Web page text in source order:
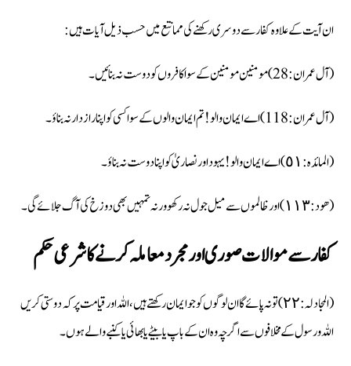
ان آیت کے علاوہ کفار سے دوسری رکھنے کی ممانتع میں حسب ذیل آیات ہیں :
(آل عمران :28) مومنین مومنین کے سوا کافروں کو دوست نہ بنائیں۔
(آل عمران :118) اے ایمان والو ! تم ایمان والوں کے سوا کسی کو اپنا راز دار نہ بناؤ۔
(المائدہ : ٥١) اے ایمان والو ! یہود اور نصاریٰ کو اپنا دوست نہ بناؤ۔
(ھود : ١١٣) اور ظالموں سے میل جول نہ رکھو ورنہ تمہیں بھی دوزخ کی آگ جلائے گی۔
کفار سے موالات صوری اور مجرد معاملہ کرنے کا شرعی حکم
(المجادلہ : ٢٢) تو نہ پائے گا ان لوگوں کو جو ایمان رکھتے ہیں، اللہ اور قیامت پر کہ دوستی کریں
اللہ و رسول کے مخلافوں سے اگرچہ وہ ان کے باپ یا بیٹے یا بھائی یا کنبے والے ہوں۔